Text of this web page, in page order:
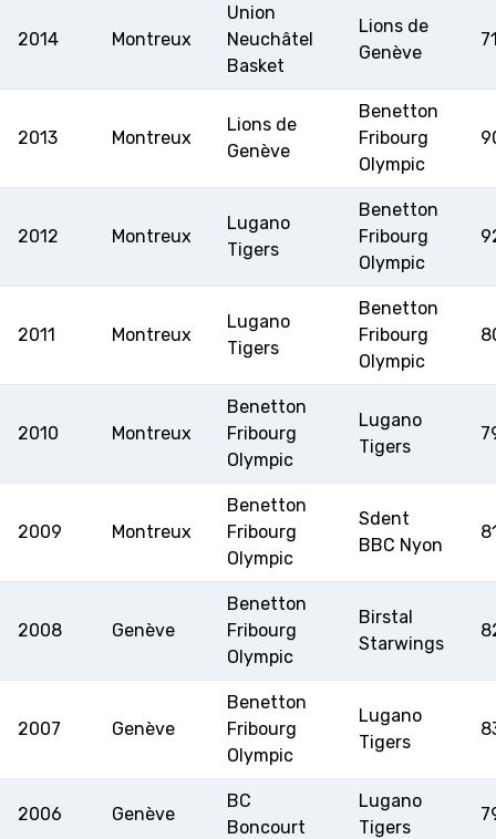
2014 Montreux
Union
Neuchâtel
Basket
Lions de
Genève
2013 Montreux
Lions de
Genève
Benetton
Fribourg
Olympic
2012 Montreux
Lugano
Tigers
Benetton
Fribourg
Olympic
2011 Montreux
Lugano
Tigers
Benetton
Fribourg
Olympic
2010 Montreux
Benetton
Fribourg
Olympic
Lugano
Tigers
2009 Montreux
Benetton
Fribourg
Olympic
Sdent
BBC Nyon
2008 Genève
Benetton
Fribourg
Olympic
Birstal
Starwings
2007 Genève
Benetton
Fribourg
Olympic
Lugano
Tigers
2006 Genève
BC
Boncourt
Lugano
Tigers